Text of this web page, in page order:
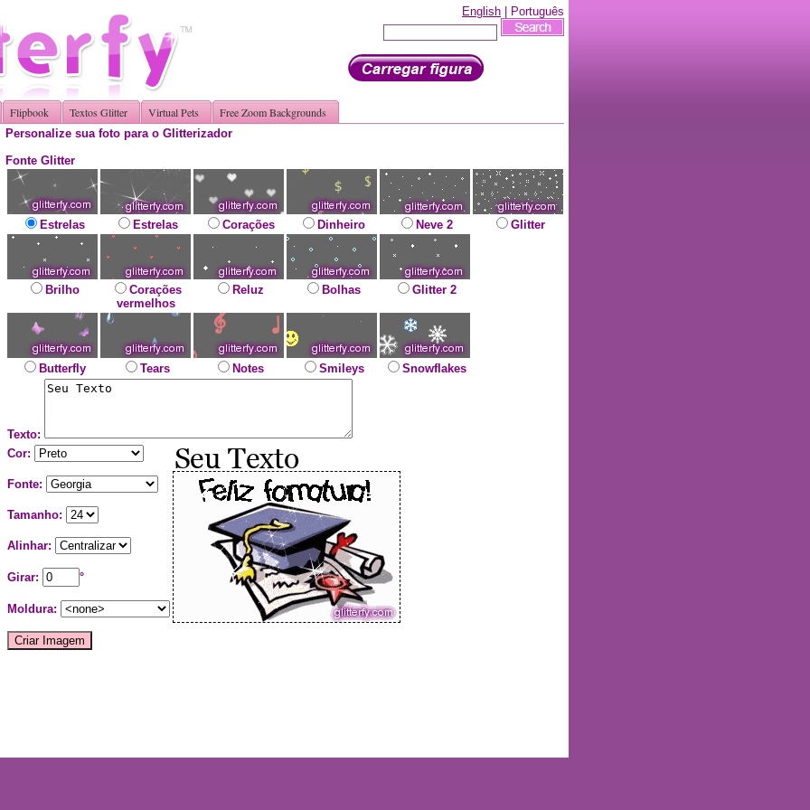
English | Português
Flipbook Textos Glitter Virtual Pets Free Zoom Backgrounds
Personalize sua foto para o Glitterizador
Fonte Glitter
Estrelas Estrelas Corações Dinheiro Neve 2 Glitter
Brilho
Corações
vermelhos
Reluz Bolhas Glitter 2
Butterfly Tears Notes Smileys Snowflakes
Texto:
Cor:
Fonte:
Tamanho:
Alinhar:
Girar: °
Moldura: